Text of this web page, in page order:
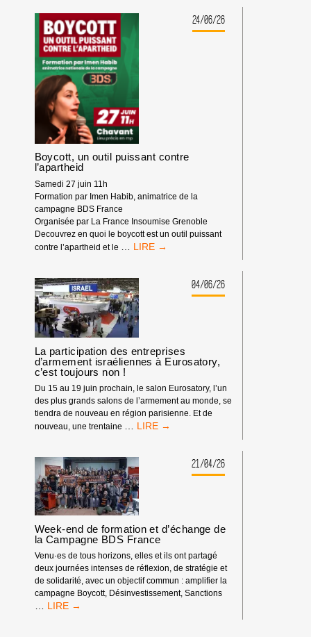
L’OCCASION
DES
RENCONTRES
24/06/26
Boycott, un outil puissant contre
l’apartheid
Samedi 27 juin 11h
Formation par Imen Habib, animatrice de la
campagne BDS France
Organisée par La France Insoumise Grenoble
Decouvrez en quoi le boycott est un outil puissant
contre l’apartheid et le
BOYCOTT,
PUISSANT
CONTRE
L’APARTHEID
04/06/26
La participation des entreprises
d’armement israéliennes à Eurosatory,
c’est toujours non !
Du 15 au 19 juin prochain, le salon Eurosatory, l’un
des plus grands salons de l’armement au monde, se
tiendra de nouveau en région parisienne. Et de
nouveau, une trentaine
LA
ENTREPRISES
D’ARMEMENT
ISRAÉLIENNES
À
EUROSATORY,
C’EST
TOUJOURS
NON
21/04/26
Week-end de formation et d’échange de
la Campagne BDS France
Venu·es de tous horizons, elles et ils ont partagé
deux journées intenses de réflexion, de stratégie et
de solidarité, avec un objectif commun : amplifier la
campagne Boycott, Désinvestissement, Sanctions
WEEK-